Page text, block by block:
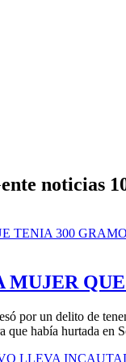
noticias
MUJER
por un delito de
que había hurtada en